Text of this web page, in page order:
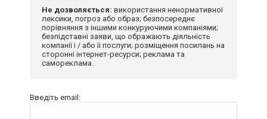
Не дозволяється: використання ненормативної
лексики, погроз або образ; безпосереднє
порівняння з іншими конкуруючими компаніями;
безпідставні заяви, що ображають діяльність
компанії і / або її послуги; розміщення посилань на
сторонні інтернет-ресурси; реклама та
самореклама.
Введіть email: